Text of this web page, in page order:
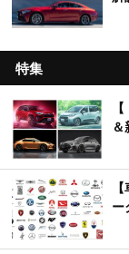
特集
ー